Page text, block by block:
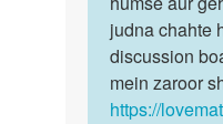
judna chahte
discussion
mein zaroor
https://